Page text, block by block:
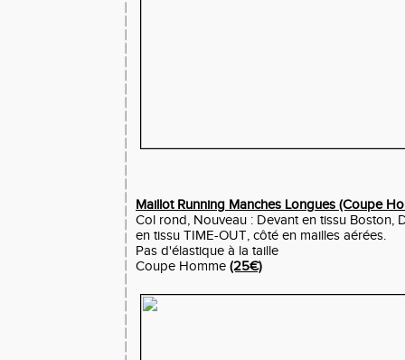
Maillot Running Manches Longues (Coupe
Col rond, Nouveau : Devant en tissu Boston,
en tissu TIME-OUT, côté en mailles aérées.
Pas d'élastique à la taille
Coupe Homme (25€)